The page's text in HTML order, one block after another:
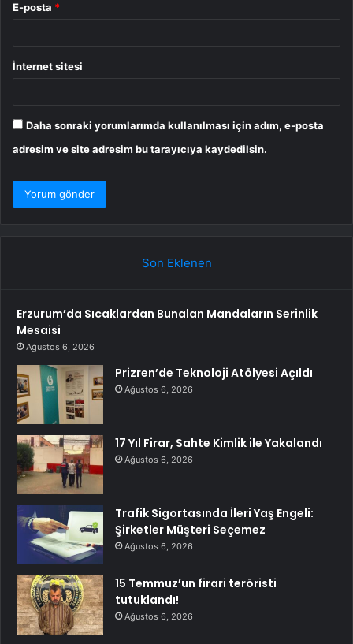
E-posta *
İnternet sitesi
Daha sonraki yorumlarımda kullanılması için adım, e-posta
adresim ve site adresim bu tarayıcıya kaydedilsin.
Son Eklenen
Erzurum’da Sıcaklardan Bunalan Mandaların Serinlik
Mesaisi
Ağustos 6, 2026
Prizren’de Teknoloji Atölyesi Açıldı
Ağustos 6, 2026
17 Yıl Firar, Sahte Kimlik ile Yakalandı
Ağustos 6, 2026
Trafik Sigortasında İleri Yaş Engeli:
Şirketler Müşteri Seçemez
Ağustos 6, 2026
15 Temmuz’un firari teröristi
tutuklandı!
Ağustos 6, 2026